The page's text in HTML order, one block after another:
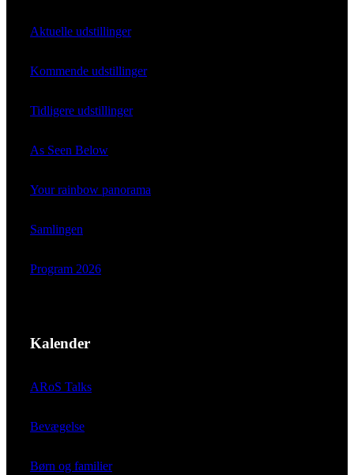
Aktuelle udstillinger
Kommende udstillinger
Tidligere udstillinger
As Seen Below
Your rainbow panorama
Samlingen
Program 2026
Kalender
ARoS Talks
Bevægelse
Børn og familier